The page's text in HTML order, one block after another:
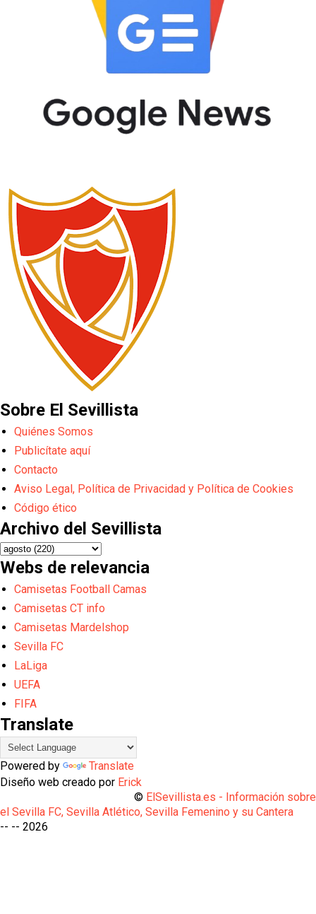
Sobre El Sevillista
Quiénes Somos
Publicítate aquí
Contacto
Aviso Legal, Política de Privacidad y Política de Cookies
Código ético
Archivo del Sevillista
Webs de relevancia
Camisetas Football Camas
Camisetas CT info
Camisetas Mardelshop
Sevilla FC
LaLiga
UEFA
FIFA
Translate
Powered by
Translate
Diseño web creado por Erick
© ElSevillista.es - Información sobre
el Sevilla FC, Sevilla Atlético, Sevilla Femenino y su Cantera
-- -- 2026